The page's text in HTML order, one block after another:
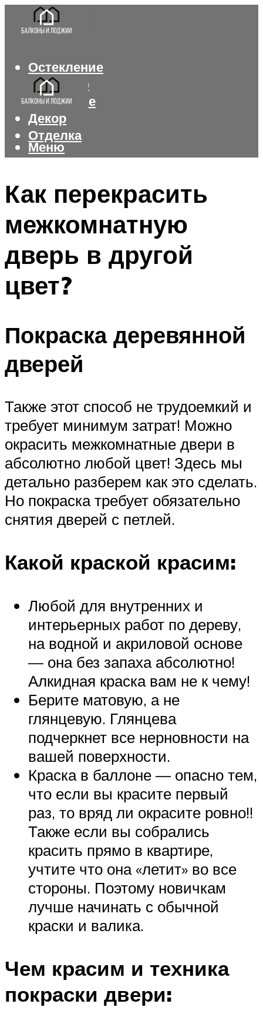
Остекление
Интерьер
Утепление
Декор
Отделка
Меню
Как перекрасить
межкомнатную
дверь в другой
цвет?
Покраска деревянной
дверей
Также этот способ не трудоемкий и
требует минимум затрат! Можно
окрасить межкомнатные двери в
абсолютно любой цвет! Здесь мы
детально разберем как это сделать.
Но покраска требует обязательно
снятия дверей с петлей.
Какой краской красим:
Любой для внутренних и
интерьерных работ по дереву,
на водной и акриловой основе
— она без запаха абсолютно!
Алкидная краска вам не к чему!
Берите матовую, а не
глянцевую. Глянцева
подчеркнет все нерновности на
вашей поверхности.
Краска в баллоне — опасно тем,
что если вы красите первый
раз, то вряд ли окрасите ровно!!
Также если вы собрались
красить прямо в квартире,
учтите что она «летит» во все
стороны. Поэтому новичкам
лучше начинать с обычной
краски и валика.
Чем красим и техника
покраски двери: